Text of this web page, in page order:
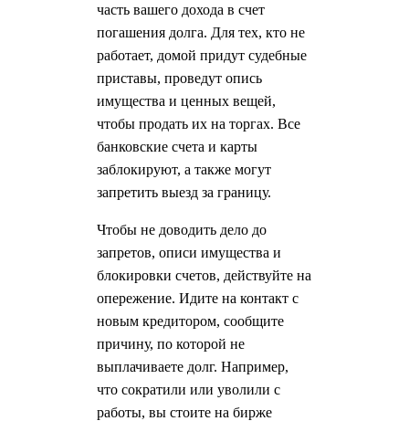
часть вашего дохода в счет
погашения долга. Для тех, кто не
работает, домой придут судебные
приставы, проведут опись
имущества и ценных вещей,
чтобы продать их на торгах. Все
банковские счета и карты
заблокируют, а также могут
запретить выезд за границу.
Чтобы не доводить дело до
запретов, описи имущества и
блокировки счетов, действуйте на
опережение. Идите на контакт с
новым кредитором, сообщите
причину, по которой не
выплачиваете долг. Например,
что сократили или уволили с
работы, вы стоите на бирже